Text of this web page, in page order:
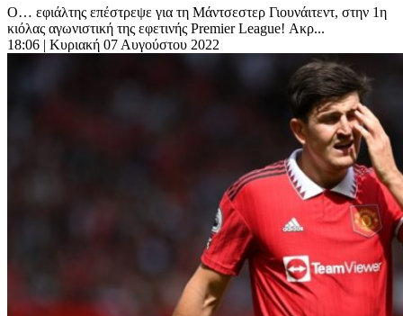
Ο… εφιάλτης επέστρεψε για τη Μάντσεστερ Γιουνάιτεντ, στην 1η
κιόλας αγωνιστική της εφετινής Premier League! Ακρ...
18:06 | Κυριακή 07 Αυγούστου 2022